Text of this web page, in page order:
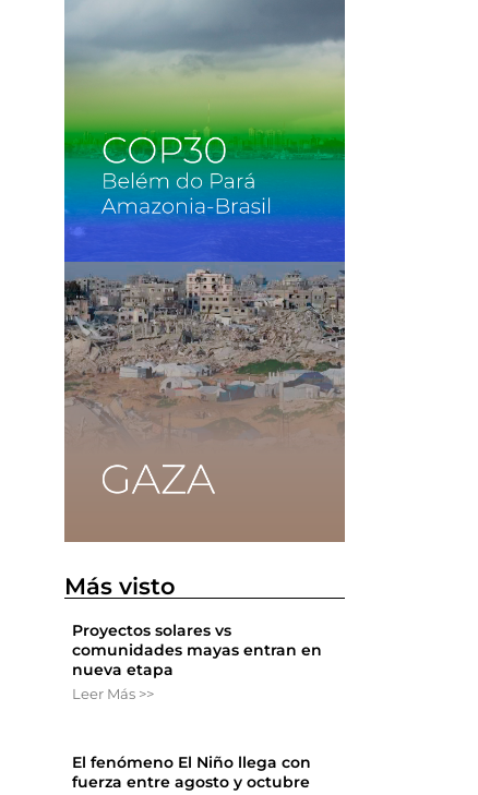
Más visto
Proyectos solares vs
comunidades mayas entran en
nueva etapa
Leer Más >>
El fenómeno El Niño llega con
fuerza entre agosto y octubre